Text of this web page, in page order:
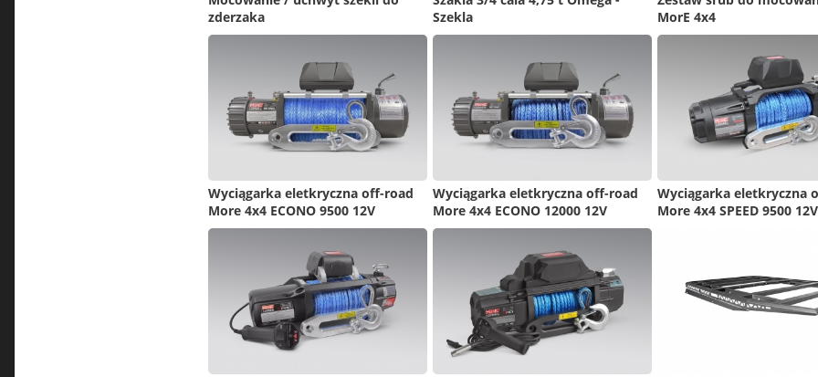
zderzaka
Szekla
MorE 4x4
Wyciągarka eletkryczna off-road
More 4x4 ECONO 9500 12V
Wyciągarka eletkryczna off-road
More 4x4 ECONO 12000 12V
Wyciągarka eletkryczna
More 4x4 SPEED 9500 12V